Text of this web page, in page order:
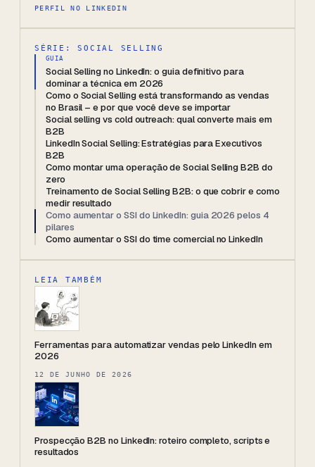
PERFIL NO LINKEDIN
SÉRIE: SOCIAL SELLING
GUIA
Social Selling no LinkedIn: o guia definitivo para
dominar a técnica em 2026
Como o Social Selling está transformando as vendas
no Brasil – e por que você deve se importar
Social selling vs cold outreach: qual converte mais em
B2B
LinkedIn Social Selling: Estratégias para Executivos
B2B
Como montar uma operação de Social Selling B2B do
zero
Treinamento de Social Selling B2B: o que cobrir e como
medir resultado
Como aumentar o SSI do LinkedIn: guia 2026 pelos 4
pilares
Como aumentar o SSI do time comercial no LinkedIn
LEIA TAMBÉM
Ferramentas para automatizar vendas pelo LinkedIn em
2026
12 DE JUNHO DE 2026
Prospecção B2B no LinkedIn: roteiro completo, scripts e
resultados